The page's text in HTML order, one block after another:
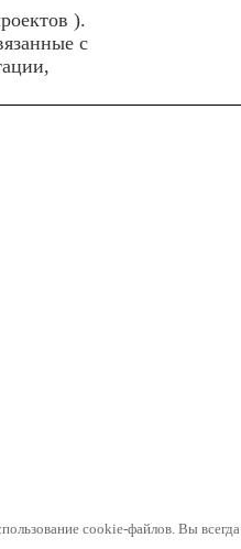
).
с
cookie-файлов. Вы всегда